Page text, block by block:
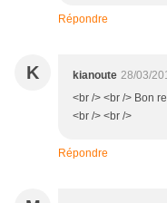
Répondre
K kianoute 28/03/
<br /> <br /> Bon
<br /> <br />
Répondre